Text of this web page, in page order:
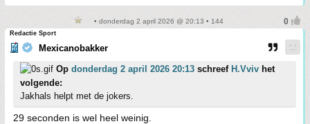
• donderdag 2 april 2026 @ 20:13 • 144
Redactie Sport
Mexicanobakker
Op donderdag 2 april 2026 20:13 schreef H.Vviv het
volgende:
Jakhals helpt met de jokers.
29 seconden is wel heel weinig.